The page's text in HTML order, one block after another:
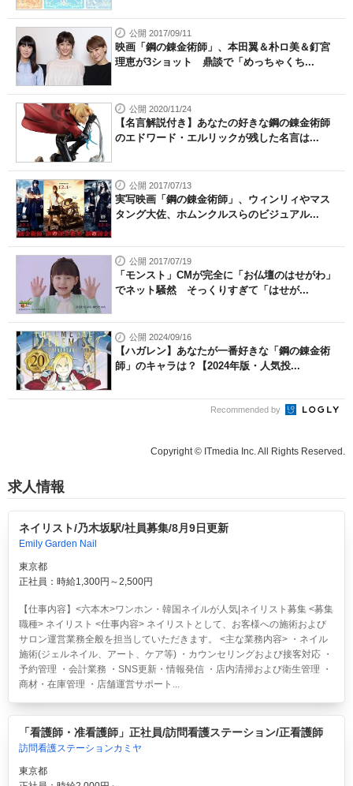
公開 2017/09/11
映画「鋼の錬金術師」、本田翼＆朴ロ美＆釘宮
理恵が3ショット 鼎談で「めっちゃくち...
公開 2020/11/24
【名言解説付き】あなたの好きな鋼の錬金術師
のエドワード・エルリックが残した名言は...
公開 2017/07/13
実写映画「鋼の錬金術師」、ウィンリィやマス
タング大佐、ホムンクルスらのビジュアル...
公開 2017/07/19
「モンスト」CMが完全に「お仏壇のはせがわ」
でネット騒然 そっくりすぎて「はせが...
公開 2024/09/16
【ハガレン】あなたが一番好きな「鋼の錬金術
師」のキャラは？【2024年版・人気投...
Recommended by
Copyright © ITmedia Inc. All Rights Reserved.
求人情報
ネイリスト/乃木坂駅/社員募集/8月9日更新
Emily Garden Nail
東京都
正社員：時給1,300円～2,500円
【仕事内容】<六本木>ワンホン・韓国ネイルが人気|ネイリスト募集 <募集
職種> ネイリスト <仕事内容> ネイリストとして、お客様への施術および
サロン運営業務全般を担当していただきます。 <主な業務内容> ・ネイル
施術(ジェルネイル、アート、ケア等) ・カウンセリングおよび接客対応 ・
予約管理 ・会計業務 ・SNS更新・情報発信 ・店内清掃および衛生管理 ・
商材・在庫管理 ・店舗運営サポート...
「看護師・准看護師」正社員/訪問看護ステーション/正看護師
訪問看護ステーションカミヤ
東京都